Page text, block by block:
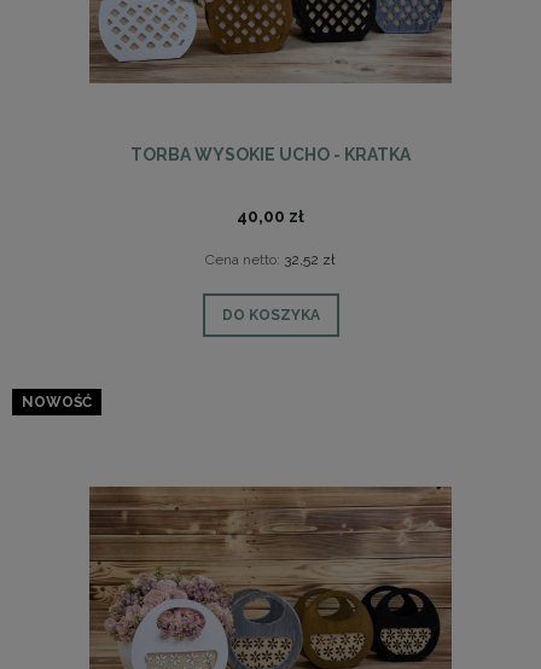
TORBA WYSOKIE UCHO - KRATKA
40,00 zł
Cena netto: 32,52 zł
DO KOSZYKA
NOWOŚĆ